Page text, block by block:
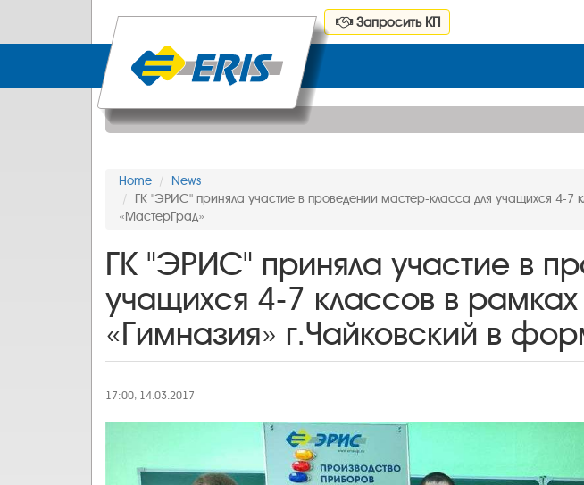
Запросить КП
Home
News
ГК "ЭРИС" приняла участие в проведении мастер-класса для учащихся 4-
«МастерГрад»
ГК "ЭРИС" приняла участие в
учащихся 4-7 классов в
«Гимназия» г.Чайковский в
17:00, 14.03.2017